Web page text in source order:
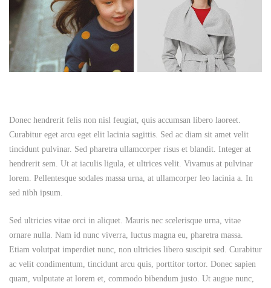
Donec hendrerit felis non nisl feugiat, quis accumsan libero laoreet.
Curabitur eget arcu eget elit lacinia sagittis. Sed ac diam sit amet velit
tincidunt pulvinar. Sed pharetra ullamcorper risus et blandit. Integer at
hendrerit sem. Ut at iaculis ligula, et ultrices velit. Vivamus at pulvinar
lorem. Pellentesque sodales massa urna, at ullamcorper leo lacinia a. In
sed nibh ipsum.
Sed ultricies vitae orci in aliquet. Mauris nec scelerisque urna, vitae
ornare nulla. Nam id nunc viverra, luctus magna eu, pharetra massa.
Etiam volutpat imperdiet nunc, non ultricies libero suscipit sed. Curabitur
ac velit condimentum, tincidunt arcu quis, porttitor tortor. Donec sapien
quam, vulputate at lorem et, commodo bibendum justo. Ut augue nunc,